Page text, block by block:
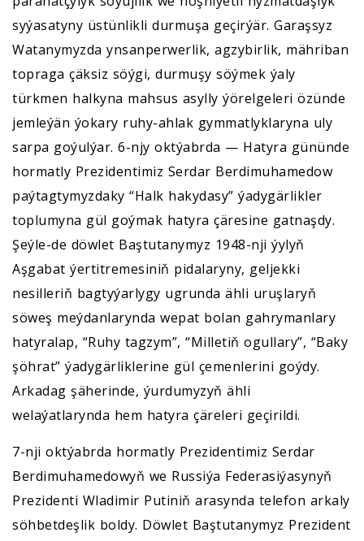
syýasatyny üstünlikli durmuşa geçirýär. Garaşsyz
Watanymyzda ynsanperwerlik, agzybirlik, mähriban
topraga çäksiz söýgi, durmuşy söýmek ýaly
türkmen halkyna mahsus asylly ýörelgeleri özünde
jemleýän ýokary ruhy-ahlak gymmatlyklaryna uly
sarpa goýulýar. 6-njy oktýabrda — Hatyra gününde
hormatly Prezidentimiz Serdar Berdimuhamedow
paýtagtymyzdaky “Halk hakydasy” ýadygärlikler
toplumyna gül goýmak hatyra çäresine gatnaşdy.
Şeýle-de döwlet Baştutanymyz 1948-nji ýylyň
Aşgabat ýertitremesiniň pidalaryny, geljekki
nesilleriň bagtyýarlygy ugrunda ähli uruşlaryň
söweş meýdanlarynda wepat bolan gahrymanlary
hatyralap, “Ruhy tagzym”, “Milletiň ogullary”, “Baky
şöhrat” ýadygärliklerine gül çemenlerini goýdy.
Arkadag şäherinde, ýurdumyzyň ähli
welaýatlarynda hem hatyra çäreleri geçirildi.
7-nji oktýabrda hormatly Prezidentimiz Serdar
Berdimuhamedowyň we Russiýa Federasiýasynyň
Prezidenti Wladimir Putiniň arasynda telefon arkaly
söhbetdeşlik boldy. Döwlet Baştutanymyz Prezident